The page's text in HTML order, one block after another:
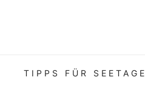
TIPPS FÜR SEETAGE